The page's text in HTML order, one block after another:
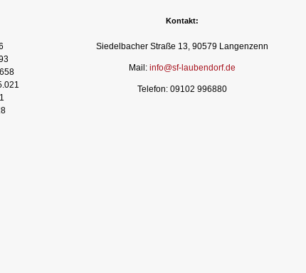
Kontakt:
Siedelbacher Straße 13, 90579 Langenzenn
Mail: info@sf-laubendorf.de
Telefon: 09102 996880